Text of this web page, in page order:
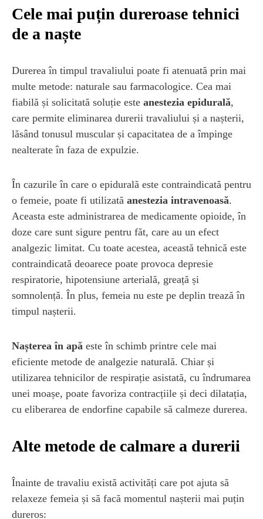
Cele mai puțin dureroase tehnici
de a naște
Durerea în timpul travaliului poate fi atenuată prin mai
multe metode: naturale sau farmacologice. Cea mai
fiabilă și solicitată soluție este anestezia epidurală,
care permite eliminarea durerii travaliului și a nașterii,
lăsând tonusul muscular și capacitatea de a împinge
nealterate în faza de expulzie.
În cazurile în care o epidurală este contraindicată pentru
o femeie, poate fi utilizată anestezia intravenoasă.
Aceasta este administrarea de medicamente opioide, în
doze care sunt sigure pentru făt, care au un efect
analgezic limitat. Cu toate acestea, această tehnică este
contraindicată deoarece poate provoca depresie
respiratorie, hipotensiune arterială, greață și
somnolență. În plus, femeia nu este pe deplin trează în
timpul nașterii.
Nașterea în apă este în schimb printre cele mai
eficiente metode de analgezie naturală. Chiar și
utilizarea tehnicilor de respirație asistată, cu îndrumarea
unei moașe, poate favoriza contracțiile și deci dilatația,
cu eliberarea de endorfine capabile să calmeze durerea.
Alte metode de calmare a durerii
Înainte de travaliu există activități care pot ajuta să
relaxeze femeia și să facă momentul nașterii mai puțin
dureros: